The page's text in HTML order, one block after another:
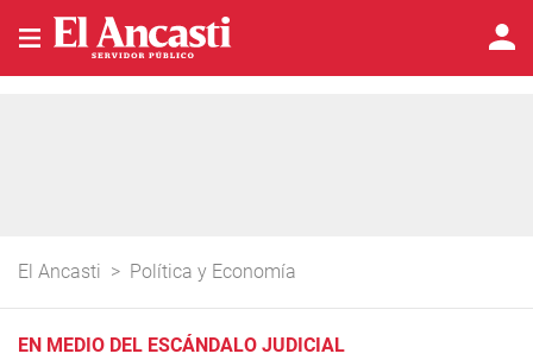
El Ancasti > Política y Economía
EN MEDIO DEL ESCÁNDALO JUDICIAL